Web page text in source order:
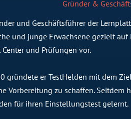
Gründer &
und Geschäftsführer der
und junge Erwachsene gezielt
Center und Prüfungen vor.
gründete er TestHelden mit dem
Vorbereitung zu schaffen. Seitdem
für ihren Einstellungstest gelernt.